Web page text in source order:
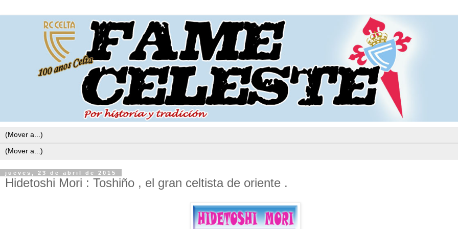
jueves, 23 de abril de 2015
Hidetoshi Mori : Toshiño , el gran celtista de oriente .